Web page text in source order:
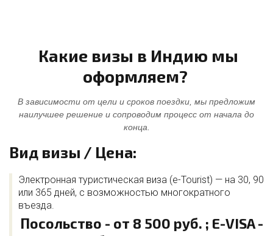
Какие визы в Индию мы
оформляем?
В зависимости от цели и сроков поездки, мы предложим
наилучшее решение и сопроводим процесс от начала до
конца.
Вид визы / Цена:
Электронная туристическая виза (e-Tourist) — на 30, 90
или 365 дней, с возможностью многократного
въезда.
Посольство - от 8 500 руб. ; E-VISA -